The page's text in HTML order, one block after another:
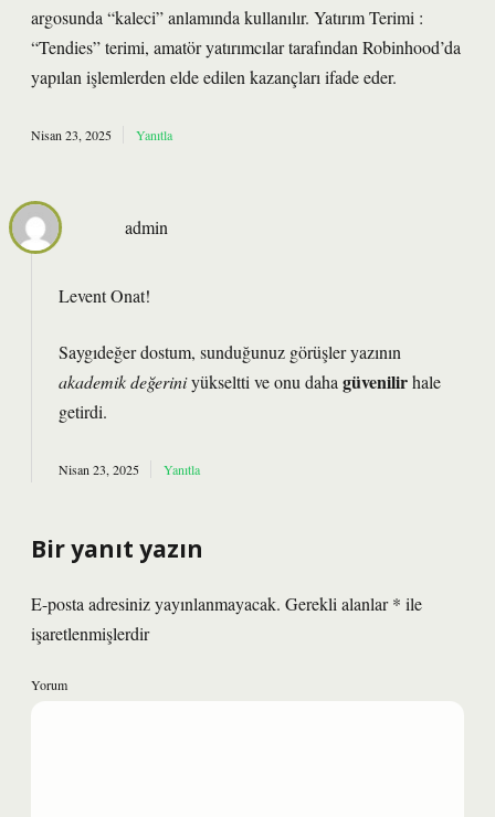
argosunda “kaleci” anlamında kullanılır. Yatırım Terimi :
“Tendies” terimi, amatör yatırımcılar tarafından Robinhood’da
yapılan işlemlerden elde edilen kazançları ifade eder.
Nisan 23, 2025 Yanıtla
admin
Levent Onat!
Saygıdeğer dostum, sunduğunuz görüşler yazının
akademik değeriniyükseltti ve onu daha güvenilirhale
getirdi.
Nisan 23, 2025 Yanıtla
Bir yanıt yazın
E-posta adresiniz yayınlanmayacak. Gerekli alanlar* ile
işaretlenmişlerdir
Yorum